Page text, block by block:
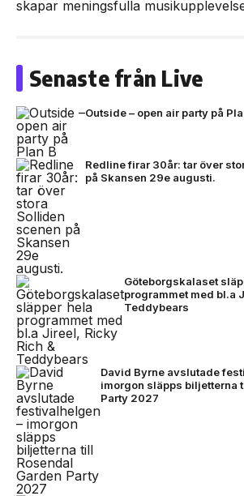
skapar meningsfulla
Senaste från Live
Outside – open air party på
Redline firar 30år: tar över
på Skansen 29e augusti.
Göteborgskalaset
programmet med bl.a
Teddybears
David Byrne avslutade
imorgon släpps biljetterna
Party 2027